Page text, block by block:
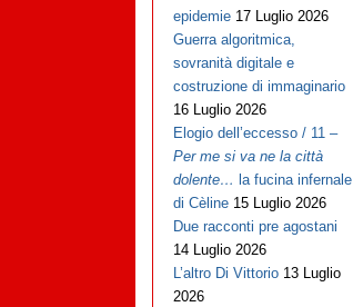
epidemie 17 Luglio 2026
Guerra algoritmica,
sovranità digitale e
costruzione di immaginario
16 Luglio 2026
Elogio dell’eccesso / 11 –
Per me si va ne la città
dolente… la fucina infernale
di Cèline 15 Luglio 2026
Due racconti pre agostani
14 Luglio 2026
L’altro Di Vittorio 13 Luglio
2026